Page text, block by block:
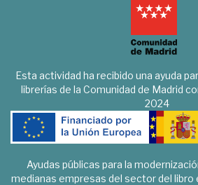
Esta actividad ha recibido una ayuda
librerías de la Comunidad de Madrid
2024
Ayudas públicas para la
medianas empresas del sector del libro